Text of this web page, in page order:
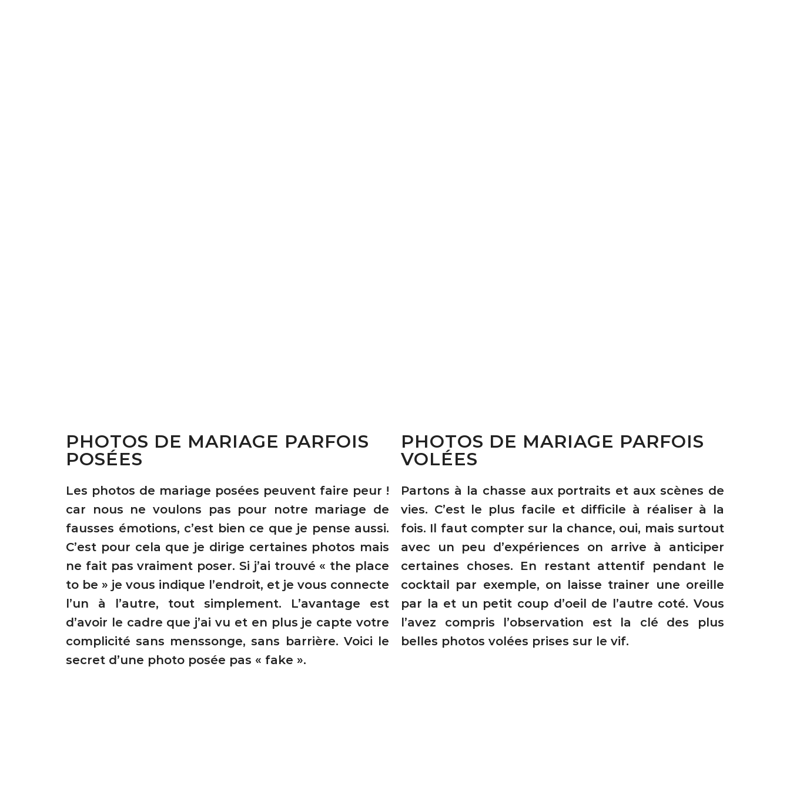
PHOTOS DE MARIAGE PARFOIS
POSÉES
Les photos de mariage posées peuvent faire peur !
car nous ne voulons pas pour notre mariage de
fausses émotions, c’est bien ce que je pense aussi.
C’est pour cela que je dirige certaines photos mais
ne fait pas vraiment poser. Si j’ai trouvé « the place
to be » je vous indique l’endroit, et je vous connecte
l’un à l’autre, tout simplement. L’avantage est
d’avoir le cadre que j’ai vu et en plus je capte votre
complicité sans menssonge, sans barrière. Voici le
secret d’une photo posée pas « fake ».
PHOTOS DE MARIAGE PARFOIS
VOLÉES
Partons à la chasse aux portraits et aux scènes de
vies. C’est le plus facile et difficile à réaliser à la
fois. Il faut compter sur la chance, oui, mais surtout
avec un peu d’expériences on arrive à anticiper
certaines choses. En restant attentif pendant le
cocktail par exemple, on laisse trainer une oreille
par la et un petit coup d’oeil de l’autre coté. Vous
l’avez compris l’observation est la clé des plus
belles photos volées prises sur le vif.